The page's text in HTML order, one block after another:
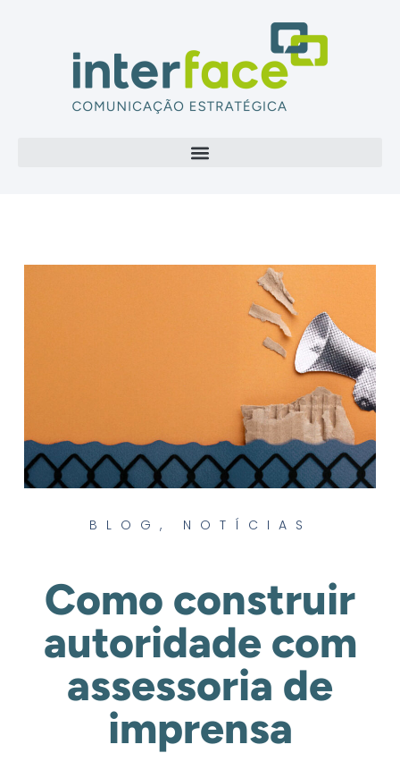
BLOG , NOTÍCIAS
Como construir
autoridade com
assessoria de
imprensa